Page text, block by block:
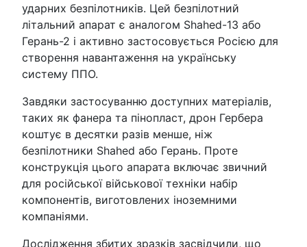
ударних безпілотників. Цей безпілотний
літальний апарат є аналогом Shahed-13 або
Герань-2 і активно застосовується Росією для
створення навантаження на українську
систему ППО.
Завдяки застосуванню доступних матеріалів,
таких як фанера та пінопласт, дрон Гербера
коштує в десятки разів менше, ніж
безпілотники Shahed або Герань. Проте
конструкція цього апарата включає звичний
для російської військової техніки набір
компонентів, виготовлених іноземними
компаніями.
Дослідження збитих зразків засвідчили, що